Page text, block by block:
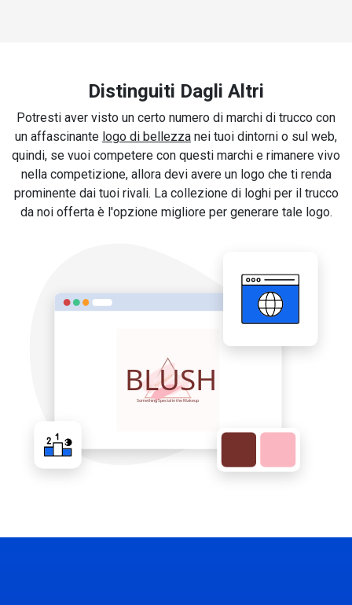
Distinguiti Dagli Altri
Potresti aver visto un certo numero di marchi di trucco con
un affascinante logo di bellezza nei tuoi dintorni o sul web,
quindi, se vuoi competere con questi marchi e rimanere vivo
nella competizione, allora devi avere un logo che ti renda
prominente dai tuoi rivali. La collezione di loghi per il trucco
da noi offerta è l'opzione migliore per generare tale logo.